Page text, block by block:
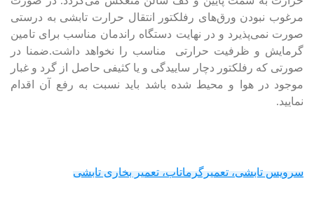
مرغوب نبودن ورق‌های رفلکتور انتقال حرارت تابشی به درستی
صورت نمی‌پذیرد و در نهایت دستگاه راندمان مناسب برای تامین
گرمایش و ظرفیت حرارتی مناسب را نخواهد داشت.ضمنا در
صورتی که رفلکتور دچار ساییدگی و یا کثیفی حاصل از گرد و غبار
موجود در هوا و محیط شده باشد باید نسبت به رفع آن اقدام
نمایید.
سرویس تابشی، تعمیرگرماتاب، تعمیر بخاری تابشی